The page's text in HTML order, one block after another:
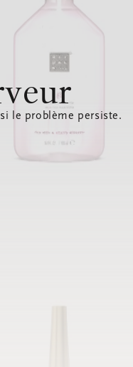
le problème persiste.